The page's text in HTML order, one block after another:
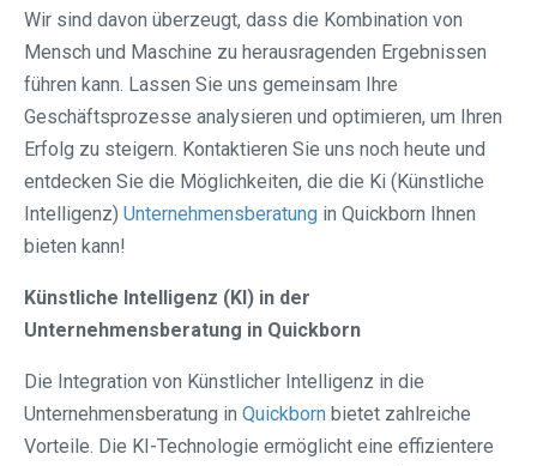
Wir sind davon überzeugt, dass die Kombination von
Mensch und Maschine zu herausragenden Ergebnissen
führen kann. Lassen Sie uns gemeinsam Ihre
Geschäftsprozesse analysieren und optimieren, um Ihren
Erfolg zu steigern. Kontaktieren Sie uns noch heute und
entdecken Sie die Möglichkeiten, die die Ki (Künstliche
Intelligenz) Unternehmensberatung in Quickborn Ihnen
bieten kann!
Künstliche Intelligenz (KI) in der
Unternehmensberatung in Quickborn
Die Integration von Künstlicher Intelligenz in die
Unternehmensberatung in Quickborn bietet zahlreiche
Vorteile. Die KI-Technologie ermöglicht eine effizientere